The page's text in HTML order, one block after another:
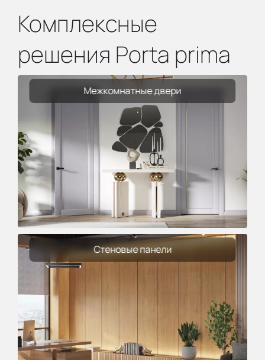
Комплексные
решения Porta prima
Межкомнатные двери
Стеновые панели